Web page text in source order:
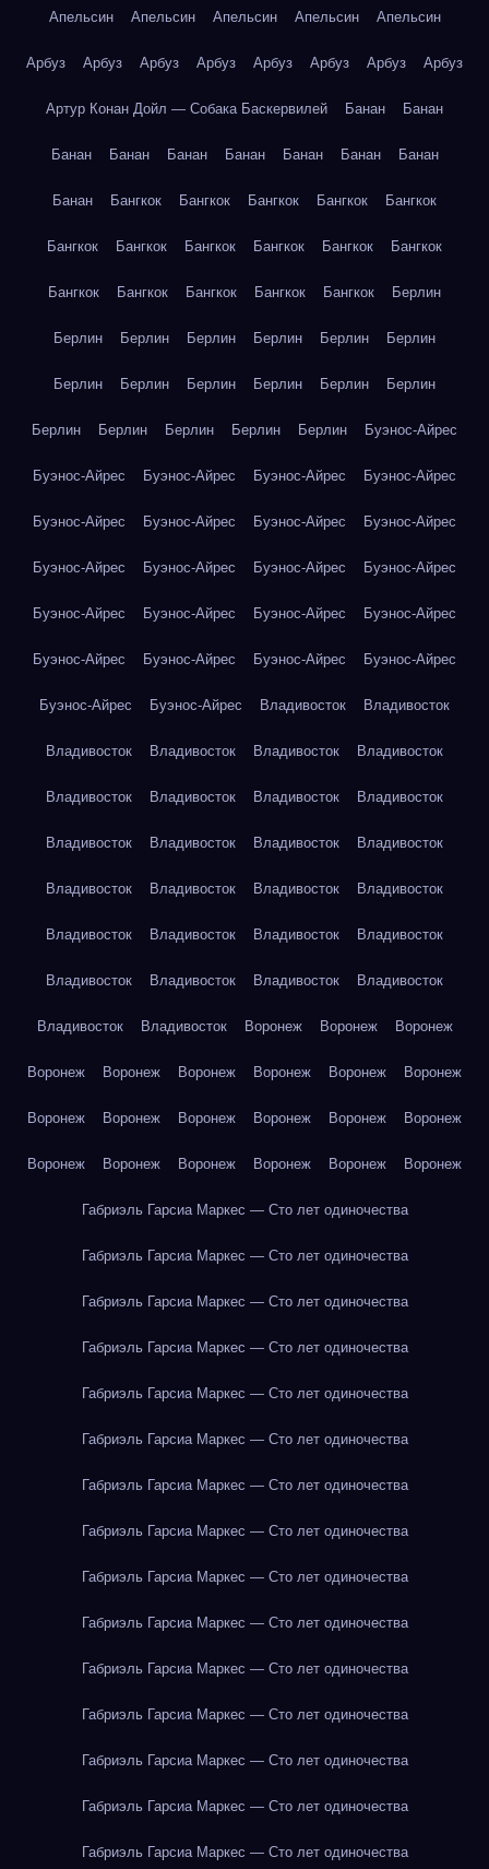
Апельсин Апельсин Апельсин Апельсин Апельсин
Арбуз Арбуз Арбуз Арбуз Арбуз Арбуз Арбуз Арбуз
Артур Конан Дойл — Собака Баскервилей Банан Банан
Банан Банан Банан Банан Банан Банан Банан
Банан Бангкок Бангкок Бангкок Бангкок Бангкок
Бангкок Бангкок Бангкок Бангкок Бангкок Бангкок
Бангкок Бангкок Бангкок Бангкок Бангкок Берлин
Берлин Берлин Берлин Берлин Берлин Берлин
Берлин Берлин Берлин Берлин Берлин Берлин
Берлин Берлин Берлин Берлин Берлин Буэнос-Айрес
Буэнос-Айрес Буэнос-Айрес Буэнос-Айрес Буэнос-Айрес
Буэнос-Айрес Буэнос-Айрес Буэнос-Айрес Буэнос-Айрес
Буэнос-Айрес Буэнос-Айрес Буэнос-Айрес Буэнос-Айрес
Буэнос-Айрес Буэнос-Айрес Буэнос-Айрес Буэнос-Айрес
Буэнос-Айрес Буэнос-Айрес Буэнос-Айрес Буэнос-Айрес
Буэнос-Айрес Буэнос-Айрес Владивосток Владивосток
Владивосток Владивосток Владивосток Владивосток
Владивосток Владивосток Владивосток Владивосток
Владивосток Владивосток Владивосток Владивосток
Владивосток Владивосток Владивосток Владивосток
Владивосток Владивосток Владивосток Владивосток
Владивосток Владивосток Владивосток Владивосток
Владивосток Владивосток Воронеж Воронеж Воронеж
Воронеж Воронеж Воронеж Воронеж Воронеж Воронеж
Воронеж Воронеж Воронеж Воронеж Воронеж Воронеж
Воронеж Воронеж Воронеж Воронеж Воронеж Воронеж
Габриэль Гарсиа Маркес — Сто лет одиночества
Габриэль Гарсиа Маркес — Сто лет одиночества
Габриэль Гарсиа Маркес — Сто лет одиночества
Габриэль Гарсиа Маркес — Сто лет одиночества
Габриэль Гарсиа Маркес — Сто лет одиночества
Габриэль Гарсиа Маркес — Сто лет одиночества
Габриэль Гарсиа Маркес — Сто лет одиночества
Габриэль Гарсиа Маркес — Сто лет одиночества
Габриэль Гарсиа Маркес — Сто лет одиночества
Габриэль Гарсиа Маркес — Сто лет одиночества
Габриэль Гарсиа Маркес — Сто лет одиночества
Габриэль Гарсиа Маркес — Сто лет одиночества
Габриэль Гарсиа Маркес — Сто лет одиночества
Габриэль Гарсиа Маркес — Сто лет одиночества
Габриэль Гарсиа Маркес — Сто лет одиночества